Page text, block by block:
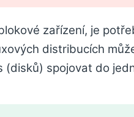
zařízení, je
distribucích
(disků) spojovat do